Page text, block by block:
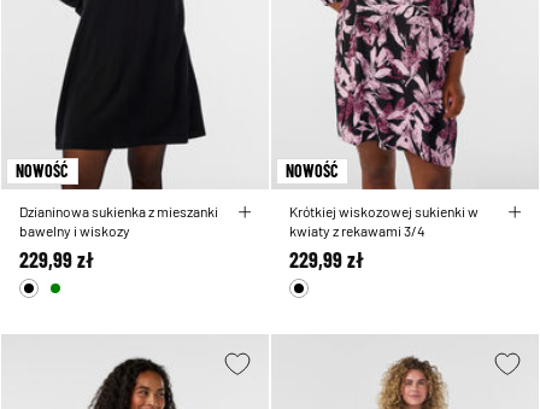
NOWOŚĆ
Dzianinowa sukienka z mieszanki
bawelny i wiskozy
229,99 zł
NOWOŚĆ
Krótkiej wiskozowej sukienki w
kwiaty z rekawami 3/4
229,99 zł